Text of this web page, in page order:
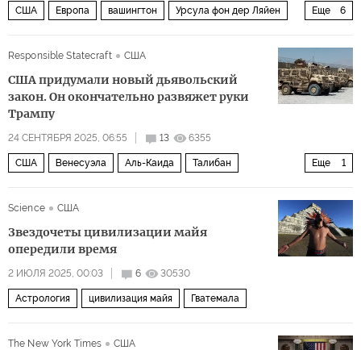
Еще 6
США Европа вашингтон Урсула фон дер Ляйен
Responsible Statecraft США
США придумали новый дьявольский
закон. Он окончательно развяжет руки
Трампу
24 СЕНТЯБРЯ 2025, 06:55 13 6355
Еще 1
США Венесуэла Аль-Каида Талибан
Science
США
Звездочеты цивилизации майя
опередили время
2 ИЮЛЯ 2025, 00:03 6 30530
Астрология цивилизация майя Гватемала
The New York Times США